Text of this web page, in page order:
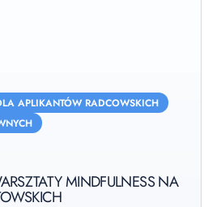
APLIKANTÓW RADCOWSKICH
MINDFULNESS NA